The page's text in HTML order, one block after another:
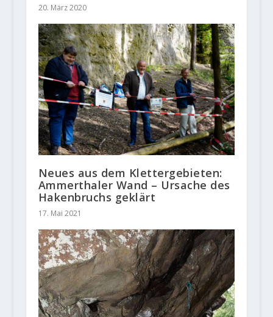
20. März 2020
Neues aus dem Klettergebieten:
Ammerthaler Wand – Ursache des
Hakenbruchs geklärt
17. Mai 2021